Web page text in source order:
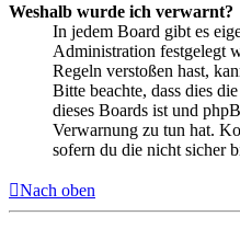
Weshalb wurde ich verwarnt?
In jedem Board gibt es
Administration festgelegt
Regeln verstoßen hast,
Bitte beachte, dass dies
dieses Boards ist und
Verwarnung zu tun hat.
sofern du die nicht sicher
Nach oben